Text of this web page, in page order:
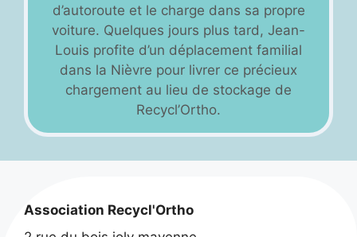
d’autoroute et le charge dans sa propre
voiture. Quelques jours plus tard, Jean-
Louis profite d’un déplacement familial
dans la Nièvre pour livrer ce précieux
chargement au lieu de stockage de
Recycl’Ortho.
Association Recycl'Ortho